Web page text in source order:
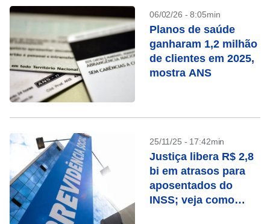
06/02/26 - 8:05min
Planos de saúde
ganharam 1,2 milhão
de clientes em 2025,
mostra ANS
25/11/25 - 17:42min
Justiça libera R$ 2,8
bi em atrasos para
aposentados do
INSS; veja como